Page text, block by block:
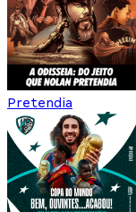
Pretendia